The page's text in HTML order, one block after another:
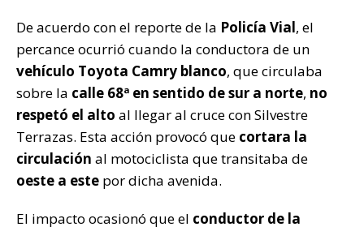
De acuerdo con el reporte de la Policía Vial, el
percance ocurrió cuando la conductora de un
vehículo Toyota Camry blanco, que circulaba
sobre la calle 68ª en sentido de sur a norte, no
respetó el alto al llegar al cruce con Silvestre
Terrazas. Esta acción provocó que cortara la
circulación al motociclista que transitaba de
oeste a este por dicha avenida.
El impacto ocasionó que el conductor de la